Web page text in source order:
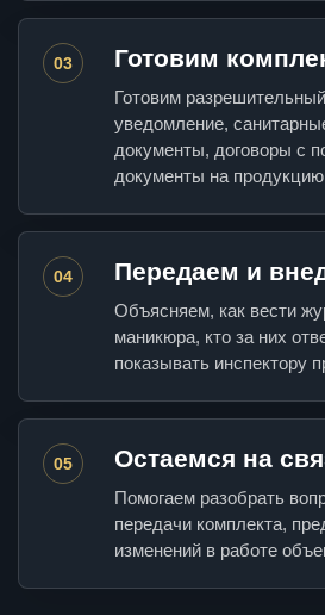
03 Готовим
Готовим
уведомление,
документы, договоры с
документы на
04 Передаем и
Объясняем, как вести
маникюра, кто за них
показывать инспектору
05 Остаемся на
Помогаем разобрать
передачи комплекта,
изменений в работе